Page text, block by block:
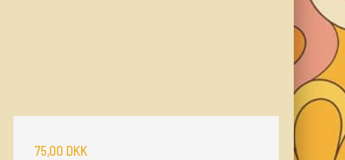
75,00 DKK